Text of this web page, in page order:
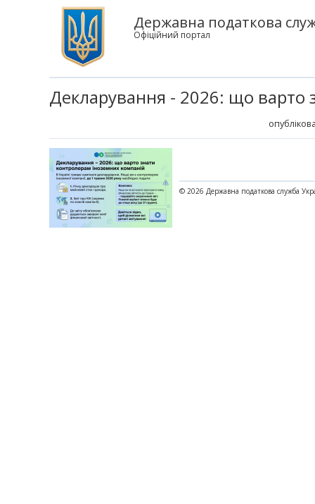
Державна податкова
Офіційний портал
Декларування - 2026: що варто
© 2026 Державна податкова служба